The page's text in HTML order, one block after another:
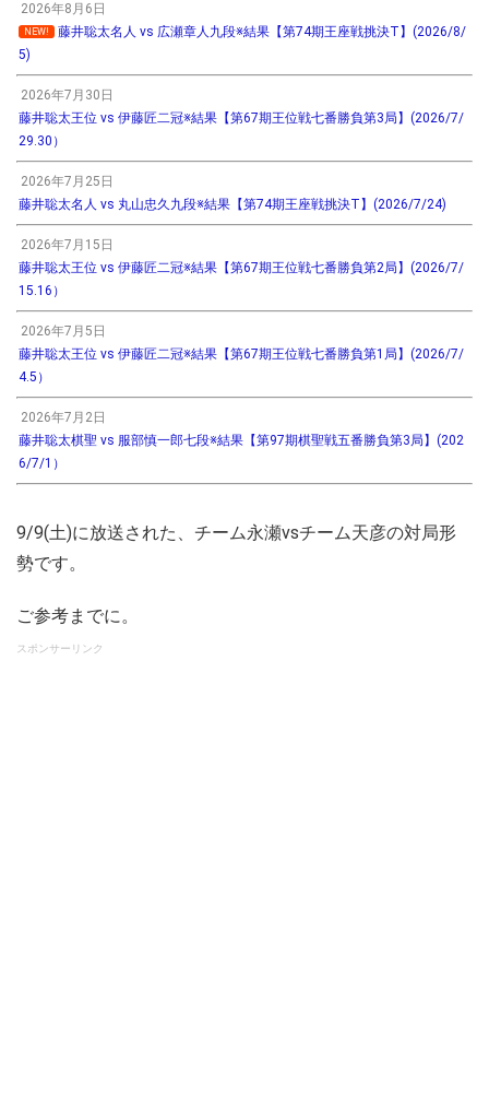
2026年8月6日
NEW!
藤井聡太名人 vs 広瀬章人九段※結果【第74期王座戦挑決T】(2026/8/
5)
2026年7月30日
藤井聡太王位 vs 伊藤匠二冠※結果【第67期王位戦七番勝負第3局】(2026/7/
29.30）
2026年7月25日
藤井聡太名人 vs 丸山忠久九段※結果【第74期王座戦挑決T】(2026/7/24)
2026年7月15日
藤井聡太王位 vs 伊藤匠二冠※結果【第67期王位戦七番勝負第2局】(2026/7/
15.16）
2026年7月5日
藤井聡太王位 vs 伊藤匠二冠※結果【第67期王位戦七番勝負第1局】(2026/7/
4.5）
2026年7月2日
藤井聡太棋聖 vs 服部慎一郎七段※結果【第97期棋聖戦五番勝負第3局】(202
6/7/1）
9/9(土)に放送された、チーム永瀬vsチーム天彦の対局形
勢です。
ご参考までに。
スポンサーリンク